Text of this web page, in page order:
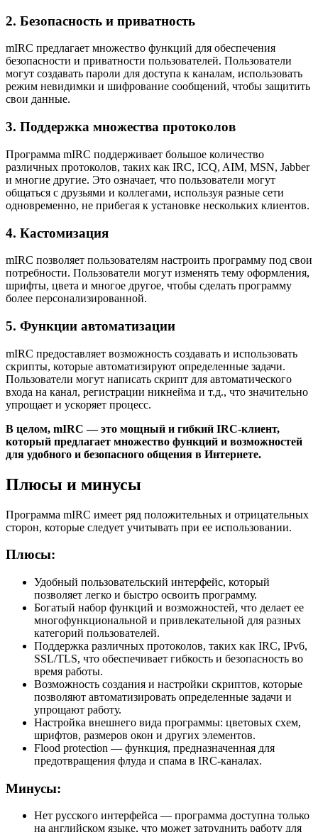
2. Безопасность и приватность
mIRC предлагает множество функций для обеспечения
безопасности и приватности пользователей. Пользователи
могут создавать пароли для доступа к каналам, использовать
режим невидимки и шифрование сообщений, чтобы защитить
свои данные.
3. Поддержка множества протоколов
Программа mIRC поддерживает большое количество
различных протоколов, таких как IRC, ICQ, AIM, MSN, Jabber
и многие другие. Это означает, что пользователи могут
общаться с друзьями и коллегами, используя разные сети
одновременно, не прибегая к установке нескольких клиентов.
4. Кастомизация
mIRC позволяет пользователям настроить программу под свои
потребности. Пользователи могут изменять тему оформления,
шрифты, цвета и многое другое, чтобы сделать программу
более персонализированной.
5. Функции автоматизации
mIRC предоставляет возможность создавать и использовать
скрипты, которые автоматизируют определенные задачи.
Пользователи могут написать скрипт для автоматического
входа на канал, регистрации никнейма и т.д., что значительно
упрощает и ускоряет процесс.
В целом, mIRC — это мощный и гибкий IRC-клиент,
который предлагает множество функций и возможностей
для удобного и безопасного общения в Интернете.
Плюсы и минусы
Программа mIRC имеет ряд положительных и отрицательных
сторон, которые следует учитывать при ее использовании.
Плюсы:
Удобный пользовательский интерфейс, который
позволяет легко и быстро освоить программу.
Богатый набор функций и возможностей, что делает ее
многофункциональной и привлекательной для разных
категорий пользователей.
Поддержка различных протоколов, таких как IRC, IPv6,
SSL/TLS, что обеспечивает гибкость и безопасность во
время работы.
Возможность создания и настройки скриптов, которые
позволяют автоматизировать определенные задачи и
упрощают работу.
Настройка внешнего вида программы: цветовых схем,
шрифтов, размеров окон и других элементов.
Flood protection — функция, предназначенная для
предотвращения флуда и спама в IRC-каналах.
Минусы:
Нет русского интерфейса — программа доступна только
на английском языке, что может затруднить работу для